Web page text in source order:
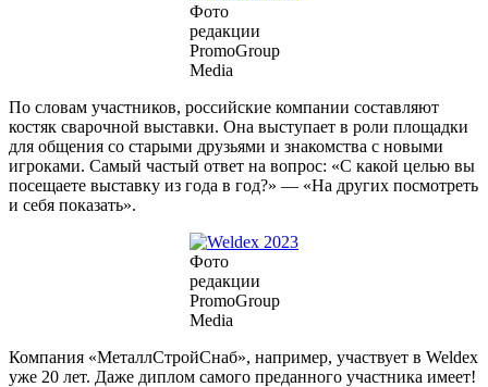
Фото
редакции
PromoGroup
Media
По словам участников, российские компании составляют
костяк сварочной выставки. Она выступает в роли площадки
для общения со старыми друзьями и знакомства с новыми
игроками. Самый частый ответ на вопрос: «С какой целью вы
посещаете выставку из года в год?» — «На других посмотреть
и себя показать».
Фото
редакции
PromoGroup
Media
Компания «МеталлСтройСнаб», например, участвует в Weldex
уже 20 лет. Даже диплом самого преданного участника имеет!